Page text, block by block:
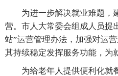
为进一步解决就业难题，
营。市人大常委会组成人员提
站”运营管理办法，加强对运
其持续稳定发挥服务功能，为
为给老年人提供便利化就